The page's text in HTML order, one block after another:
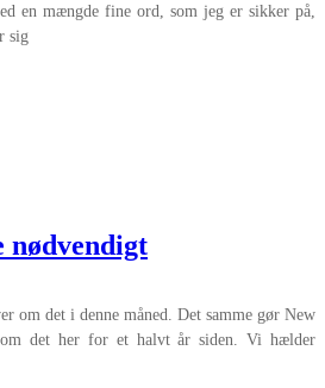
en mængde fine ord, som jeg er sikker på,
sig
nødvendigt
om det i denne måned. Det samme gør New
det her for et halvt år siden. Vi hælder